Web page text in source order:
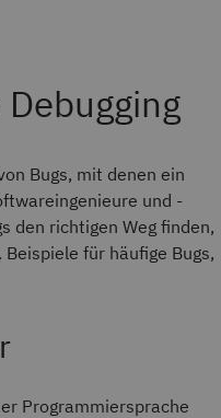
Bugs, mit denen ein
und -
den richtigen Weg finden,
für häufige Bugs,
Programmiersprache